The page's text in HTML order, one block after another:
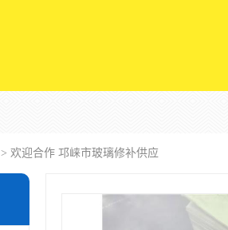
> 欢迎合作 邛崃市玻璃修补供应